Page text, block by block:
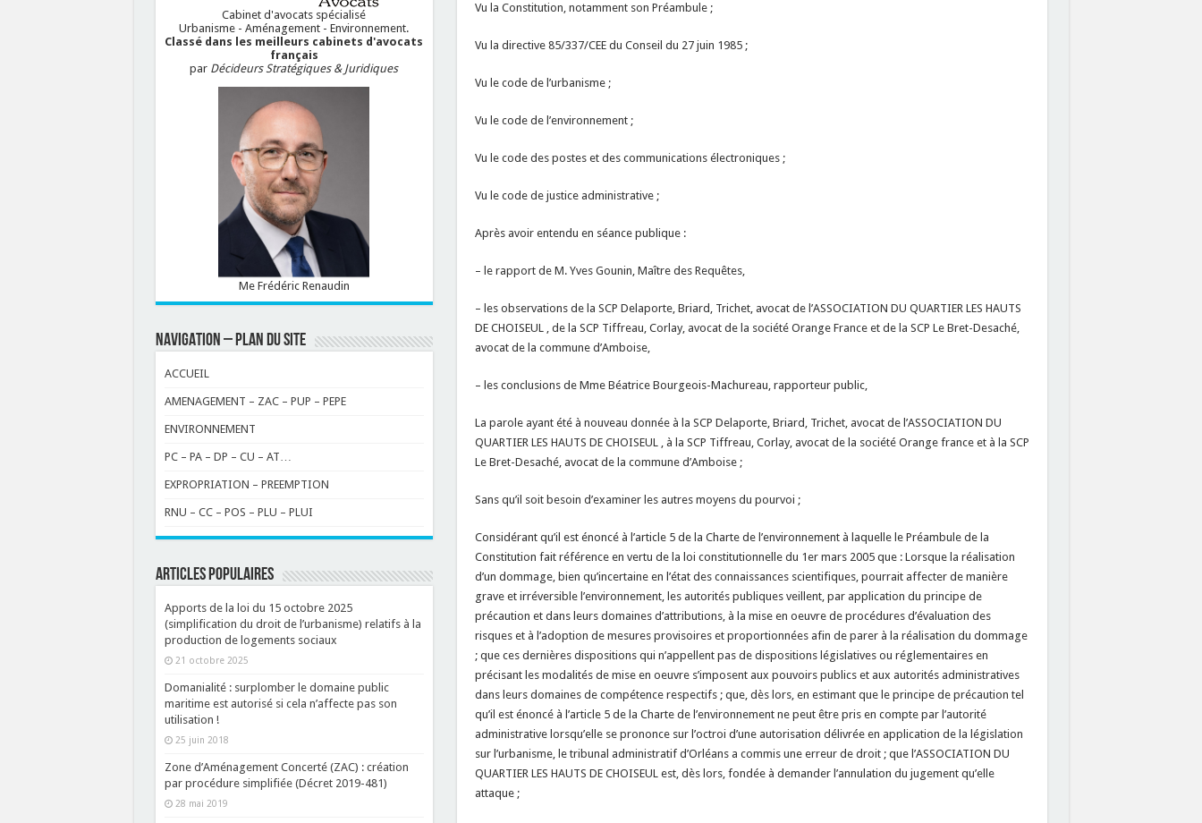
Vu la Constitution, notamment son Préambule ;
Vu la directive 85/337/CEE du Conseil du 27 juin 1985 ;
Vu le code de l’urbanisme ;
Vu le code de l’environnement ;
Vu le code des postes et des communications électroniques ;
Vu le code de justice administrative ;
Après avoir entendu en séance publique :
– le rapport de M. Yves Gounin, Maître des Requêtes,
– les observations de la SCP Delaporte, Briard, Trichet, avocat de l’ASSOCIATION DU QUARTIER LES HAUTS
DE CHOISEUL , de la SCP Tiffreau, Corlay, avocat de la société Orange France et de la SCP Le Bret-Desaché,
avocat de la commune d’Amboise,
– les conclusions de Mme Béatrice Bourgeois-Machureau, rapporteur public,
La parole ayant été à nouveau donnée à la SCP Delaporte, Briard, Trichet, avocat de l’ASSOCIATION DU
QUARTIER LES HAUTS DE CHOISEUL , à la SCP Tiffreau, Corlay, avocat de la société Orange france et à la SCP
Le Bret-Desaché, avocat de la commune d’Amboise ;
Sans qu’il soit besoin d’examiner les autres moyens du pourvoi ;
Considérant qu’il est énoncé à l’article 5 de la Charte de l’environnement à laquelle le Préambule de la
Constitution fait référence en vertu de la loi constitutionnelle du 1er mars 2005 que : Lorsque la réalisation
d’un dommage, bien qu’incertaine en l’état des connaissances scientifiques, pourrait affecter de manière
grave et irréversible l’environnement, les autorités publiques veillent, par application du principe de
précaution et dans leurs domaines d’attributions, à la mise en oeuvre de procédures d’évaluation des
risques et à l’adoption de mesures provisoires et proportionnées afin de parer à la réalisation du dommage
; que ces dernières dispositions qui n’appellent pas de dispositions législatives ou réglementaires en
précisant les modalités de mise en oeuvre s’imposent aux pouvoirs publics et aux autorités administratives
dans leurs domaines de compétence respectifs ; que, dès lors, en estimant que le principe de précaution tel
qu’il est énoncé à l’article 5 de la Charte de l’environnement ne peut être pris en compte par l’autorité
administrative lorsqu’elle se prononce sur l’octroi d’une autorisation délivrée en application de la législation
sur l’urbanisme, le tribunal administratif d’Orléans a commis une erreur de droit ; que l’ASSOCIATION DU
QUARTIER LES HAUTS DE CHOISEUL est, dès lors, fondée à demander l’annulation du jugement qu’elle
attaque ;
Cabinet d'avocats spécialisé
Urbanisme - Aménagement - Environnement.
Classé dans les meilleurs cabinets d'avocats
français
par Décideurs Stratégiques & Juridiques
Me Frédéric Renaudin
NAVIGATION – PLAN DU SITE
ACCUEIL
AMENAGEMENT – ZAC – PUP – PEPE
ENVIRONNEMENT
PC – PA – DP – CU – AT…
EXPROPRIATION – PREEMPTION
RNU – CC – POS – PLU – PLUI
ARTICLES POPULAIRES
Apports de la loi du 15 octobre 2025
(simplification du droit de l’urbanisme) relatifs à la
production de logements sociaux
21 octobre 2025
Domanialité : surplomber le domaine public
maritime est autorisé si cela n’affecte pas son
utilisation !
25 juin 2018
Zone d’Aménagement Concerté (ZAC) : création
par procédure simplifiée (Décret 2019-481)
28 mai 2019